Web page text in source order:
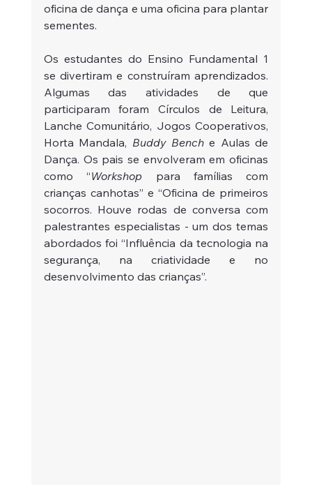
oficina de dança e uma oficina para plantar
sementes.
Os estudantes do Ensino Fundamental 1
se divertiram e construíram aprendizados.
Algumas das atividades de que
participaram foram Círculos de Leitura,
Lanche Comunitário, Jogos Cooperativos,
Horta Mandala, Buddy Bench e Aulas de
Dança. Os pais se envolveram em oficinas
como “Workshop para famílias com
crianças canhotas” e “Oficina de primeiros
socorros. Houve rodas de conversa com
palestrantes especialistas - um dos temas
abordados foi “Influência da tecnologia na
segurança, na criatividade e no
desenvolvimento das crianças”.